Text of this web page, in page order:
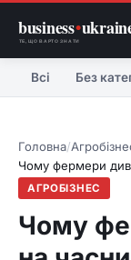
business•
ТЕ, ЩО ВАРТО ЗНАТИ
Всі Без
Головна/
Чому фермери
АГРОБІЗНЕС
Чому